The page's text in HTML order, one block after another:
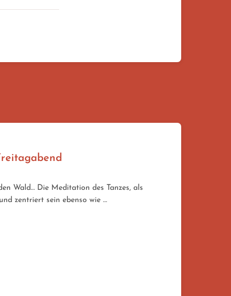
Wald… Die Meditation des Tanzes, als
zentriert sein ebenso wie …